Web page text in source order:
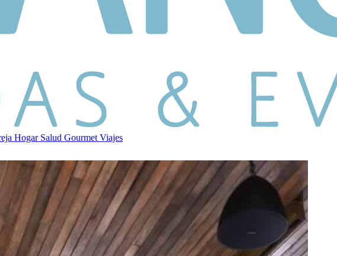
Hogar Salud Gourmet Viajes